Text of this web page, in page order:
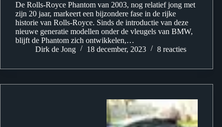
De Rolls-Royce Phantom van 2003, nog relatief jong met
zijn 20 jaar, markeert een bijzondere fase in de rijke
historie van Rolls-Royce. Sinds de introductie van deze
nieuwe generatie modellen onder de vleugels van BMW,
blijft de Phantom zich ontwikkelen,…
Dirk de Jong
18 december, 2023 8 reacties